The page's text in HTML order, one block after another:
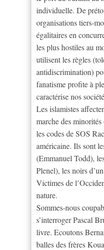
individuelle. De
organisations tiers-
égalitaires en
les plus hostiles au
utilisent les règles
antidiscrimination)
fanatisme profite à
caractérise nos
Les islamistes
marche des
les codes de SOS
américaine. Ils sont
(Emmanuel Todd),
Plenel), les noirs
Victimes de
nature.
Sommes-nous
s’interroger Pascal
livre. Ecoutons
balles des frères